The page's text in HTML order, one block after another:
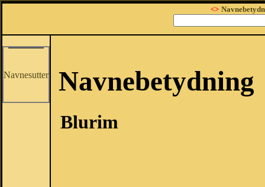
<>
Navnesutter Navnebetydning
Blurim